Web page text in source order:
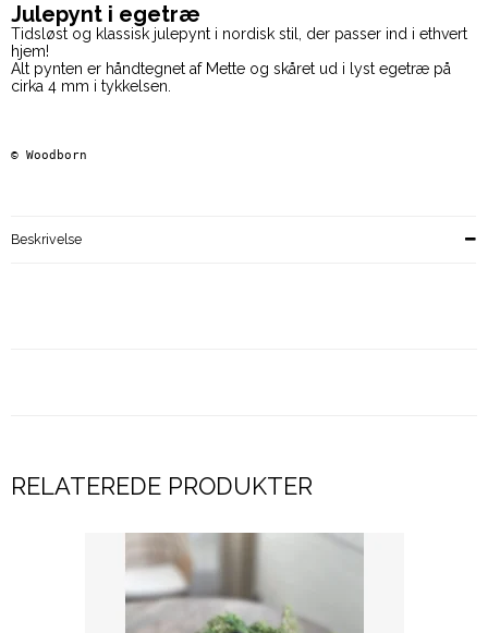
Julepynt i egetræ
Tidsløst og klassisk julepynt i nordisk stil, der passer ind i ethvert
hjem!
Alt pynten er håndtegnet af Mette og skåret ud i lyst egetræ på
cirka 4 mm i tykkelsen.
© Woodborn
Beskrivelse
RELATEREDE PRODUKTER